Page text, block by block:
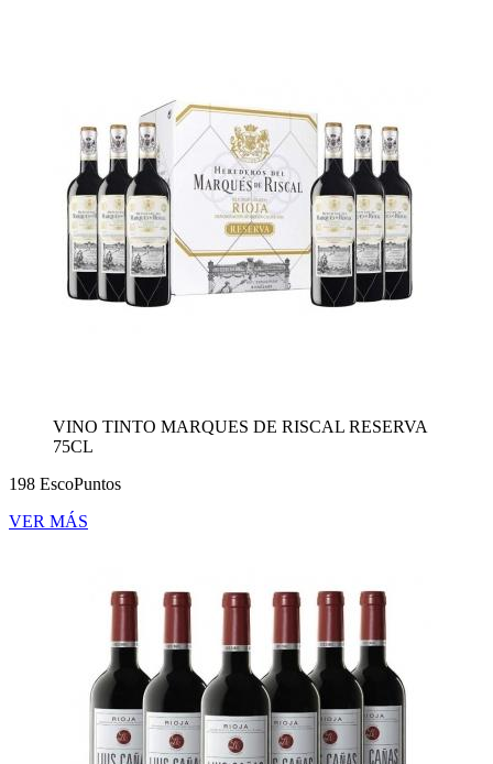
VINO TINTO MARQUES DE RISCAL RESERVA
75CL
198 EscoPuntos
VER MÁS